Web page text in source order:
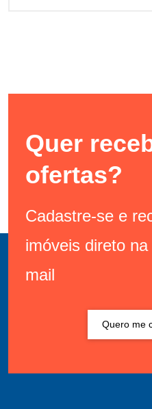
Quer
ofertas?
Cadastre-se e
imóveis direto
mail
Quero me